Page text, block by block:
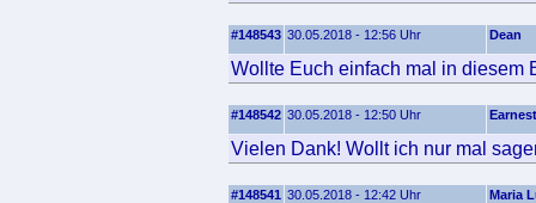
#148543 30.05.2018 - 12:56 Uhr Dean
Wollte Euch einfach mal in diesem
#148542 30.05.2018 - 12:50 Uhr
Vielen Dank! Wollt ich nur mal
#148541 30.05.2018 - 12:42 Uhr Maria